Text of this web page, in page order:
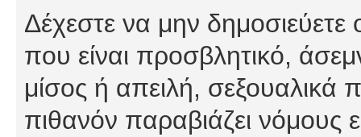
Δέχεστε να μην
που είναι προσβλητικό,
μίσος ή απειλή, σεξουαλικά
πιθανόν παραβιάζει νόμους